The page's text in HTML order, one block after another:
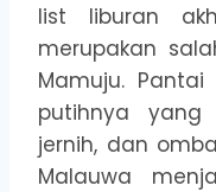
list liburan
merupakan
Mamuju.
putihnya
jernih, dan
Malauwa